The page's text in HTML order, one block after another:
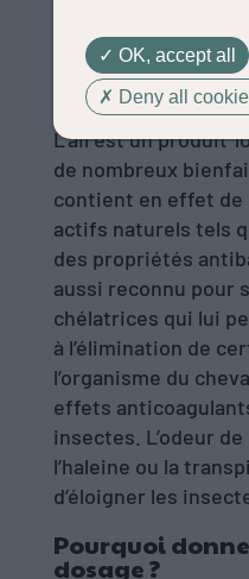
Quelles sont
l’ail ?
L’ail est un produit
de nombreux
contient en effet de
actifs naturels tels
des propriétés
aussi reconnu pour
chélatrices qui lui
à l’élimination de
l’organisme du
effets
insectes. L’odeur
l’haleine ou la
d’éloigner les
Pourquoi
dosage ?
OK, accept all
Deny all